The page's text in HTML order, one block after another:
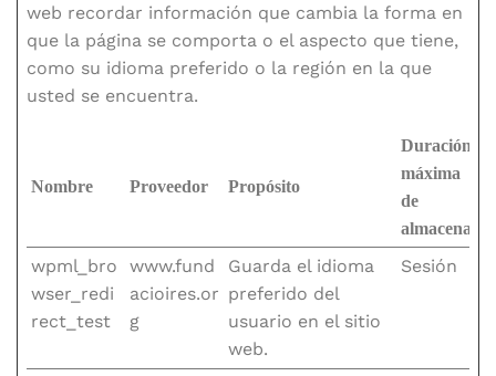
web recordar información que cambia la forma en
que la página se comporta o el aspecto que tiene,
como su idioma preferido o la región en la que
usted se encuentra.
Nombre Proveedor Propósito
Duración
máxima
de
wpml_bro
wser_redi
rect_test
www.fund
acioires.or
g
Guarda el idioma
preferido del
usuario en el sitio
web.
Sesión